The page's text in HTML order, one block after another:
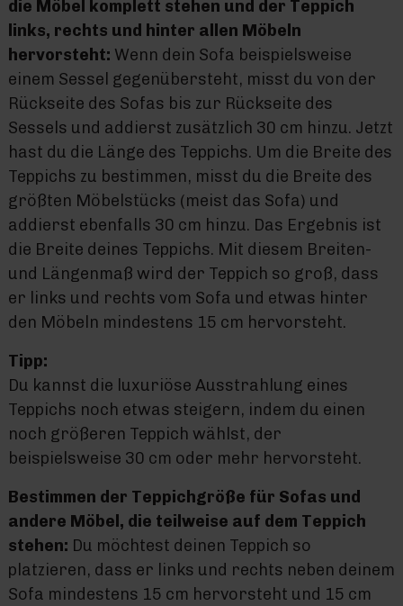
die Möbel komplett stehen und der Teppich
links, rechts und hinter allen Möbeln
hervorsteht: Wenn dein Sofa beispielsweise
einem Sessel gegenübersteht, misst du von der
Rückseite des Sofas bis zur Rückseite des
Sessels und addierst zusätzlich 30 cm hinzu. Jetzt
hast du die Länge des Teppichs. Um die Breite des
Teppichs zu bestimmen, misst du die Breite des
größten Möbelstücks (meist das Sofa) und
addierst ebenfalls 30 cm hinzu. Das Ergebnis ist
die Breite deines Teppichs. Mit diesem Breiten-
und Längenmaß wird der Teppich so groß, dass
er links und rechts vom Sofa und etwas hinter
den Möbeln mindestens 15 cm hervorsteht.
Tipp:
Du kannst die luxuriöse Ausstrahlung eines
Teppichs noch etwas steigern, indem du einen
noch größeren Teppich wählst, der
beispielsweise 30 cm oder mehr hervorsteht.
Bestimmen der Teppichgröße für Sofas und
andere Möbel, die teilweise auf dem Teppich
stehen: Du möchtest deinen Teppich so
platzieren, dass er links und rechts neben deinem
Sofa mindestens 15 cm hervorsteht und 15 cm